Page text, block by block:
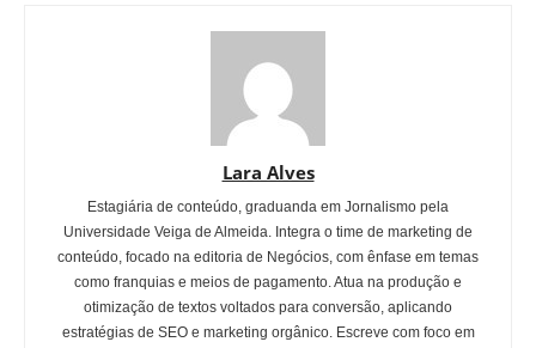
Lara Alves
Estagiária de conteúdo, graduanda em Jornalismo pela
Universidade Veiga de Almeida. Integra o time de marketing de
conteúdo, focado na editoria de Negócios, com ênfase em temas
como franquias e meios de pagamento. Atua na produção e
otimização de textos voltados para conversão, aplicando
estratégias de SEO e marketing orgânico. Escreve com foco em